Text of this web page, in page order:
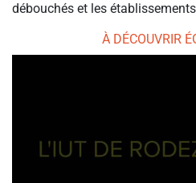
débouchés et les
À DÉCOUVRIR